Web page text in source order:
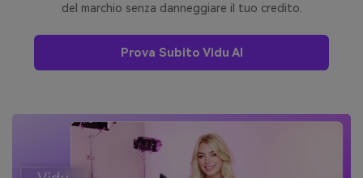
del marchio senza danneggiare il tuo credito.
Prova Subito Vidu AI